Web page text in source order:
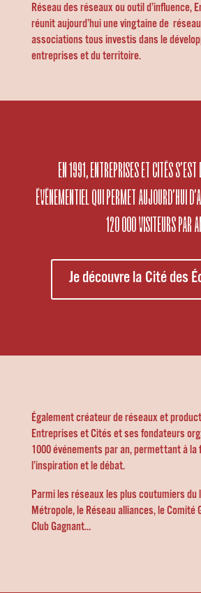
Réseau des réseaux ou outil d’influence,
réunit aujourd’hui une vingtaine de
associations tous investis dans le
entreprises et du territoire.
EN 1991, ENTREPRISES ET CITÉS S’EST
ÉVÉNEMENTIEL QUI PERMET AUJOURD’HUI
120 000 VISITEURS PAR
Je découvre la Cité des
Également créateur de réseaux et
Entreprises et Cités et ses fondateurs
1000 événements par an, permettant à la
l’inspiration et le débat.
Parmi les réseaux les plus coutumiers du
Métropole,le Réseau alliances, le Comité
Club Gagnant…